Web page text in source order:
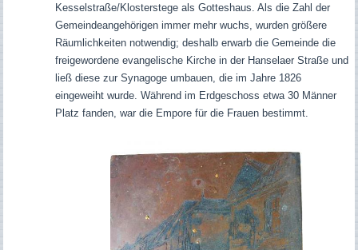
Kesselstraße/Klosterstege als Gotteshaus. Als die Zahl der
Gemeindeangehörigen immer mehr wuchs, wurden größere
Räumlichkeiten notwendig; deshalb erwarb die Gemeinde die
freigewordene evangelische Kirche in der Hanselaer Straße und
ließ diese zur Synagoge umbauen, die im Jahre 1826
eingeweiht wurde. Während im Erdgeschoss etwa 30 Männer
Platz fanden, war die Empore für die Frauen bestimmt.